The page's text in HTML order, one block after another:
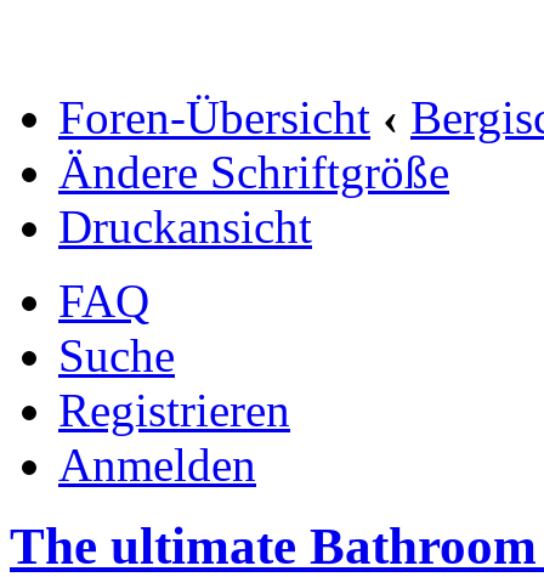
Foren-Übersicht ‹
Ändere Schriftgröße
Druckansicht
FAQ
Suche
Registrieren
Anmelden
The ultimate